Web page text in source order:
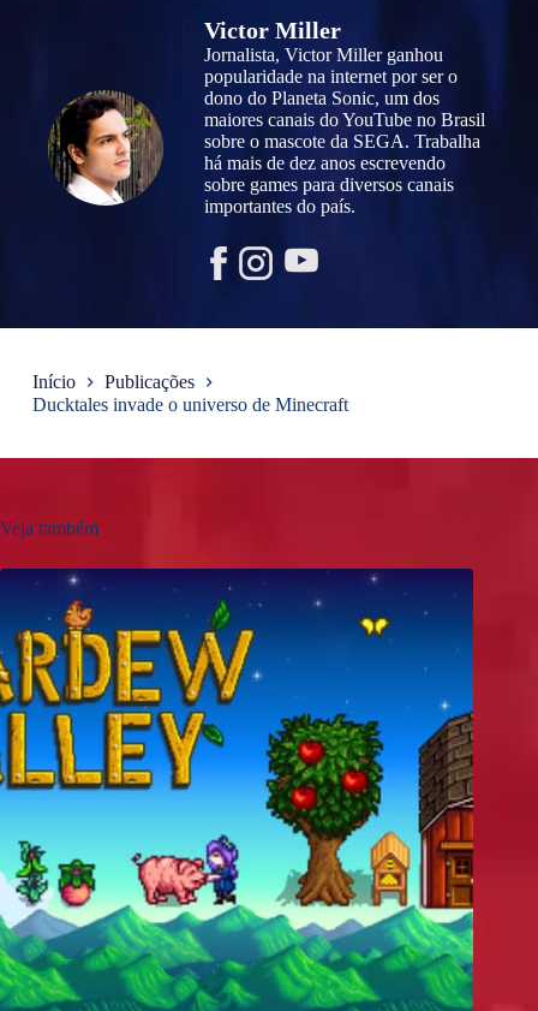
Victor Miller
Jornalista, Victor Miller ganhou
popularidade na internet por ser o
dono do Planeta Sonic, um dos
maiores canais do YouTube no Brasil
sobre o mascote da SEGA. Trabalha
há mais de dez anos escrevendo
sobre games para diversos canais
importantes do país.
Início
Publicações
Ducktales invade o universo de Minecraft
Veja também